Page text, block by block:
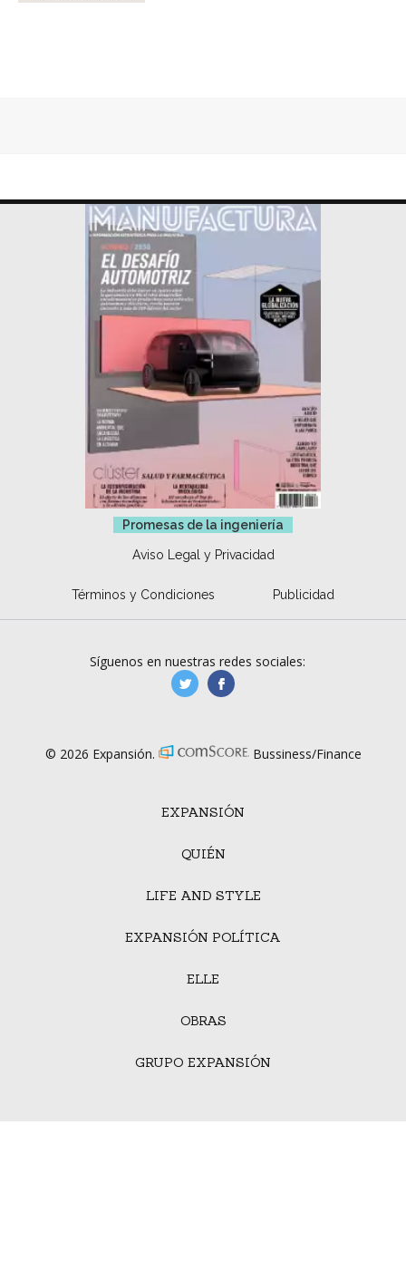
Promesas de la ingeniería
Aviso Legal y Privacidad
Términos y Condiciones Publicidad
EXPANSIÓN
QUIÉN
LIFE AND STYLE
EXPANSIÓN POLÍTICA
ELLE
OBRAS
GRUPO EXPANSIÓN
Síguenos en nuestras redes sociales:
manufacturaGE
© 2026 Expansión. Bussiness/Finance